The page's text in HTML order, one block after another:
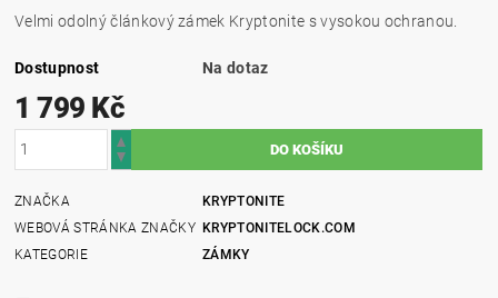
Velmi odolný článkový zámek Kryptonite s vysokou ochranou.
Dostupnost Na dotaz
1 799 Kč
ZNAČKA
KRYPTONITE
WEBOVÁ STRÁNKA ZNAČKY KRYPTONITELOCK.COM
KATEGORIE
ZÁMKY